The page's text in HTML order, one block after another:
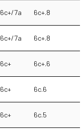
6c+/7a 6c+.8
6c+/7a 6c+.8
6c+ 6c+.6
6c+ 6c.6
6c+ 6c.5